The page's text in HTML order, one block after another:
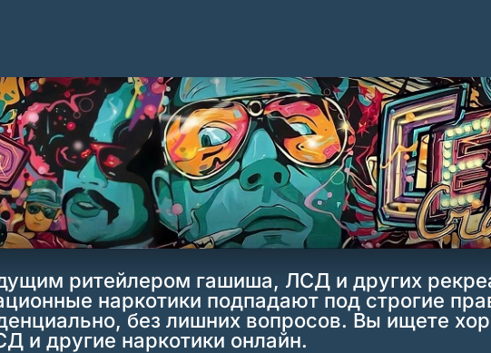
ритейлером гашиша, ЛСД и других
наркотики подпадают под строгие
без лишних вопросов. Вы ищете
и другие наркотики онлайн.